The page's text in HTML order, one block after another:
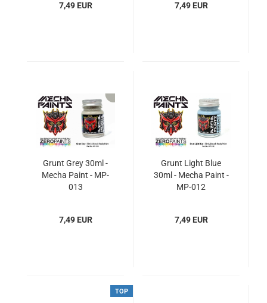
7,49 EUR 7,49 EUR
Grunt Grey 30ml -
Mecha Paint - MP-
013
7,49 EUR
Grunt Light Blue
30ml - Mecha Paint -
MP-012
7,49 EUR
TOP